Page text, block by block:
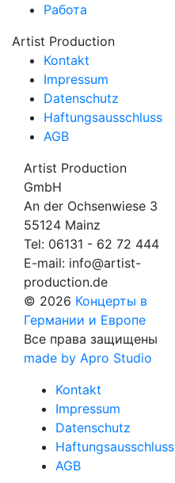
Работа
Artist Production
Kontakt
Impressum
Datenschutz
Haftungsausschluss
AGB
Artist Production
GmbH
An der Ochsenwiese 3
55124 Mainz
Tel: 06131 - 62 72 444
E-mail: info@artist-
production.de
© 2026 Концерты в
Германии и Европе
Все права защищены
made by Apro Studio
Kontakt
Impressum
Datenschutz
Haftungsausschluss
AGB